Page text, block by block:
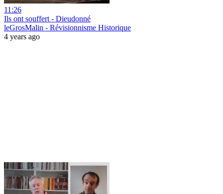
11:26
Ils ont souffert - Dieudonné
leGrosMalin - Révisionnisme Historique
4 years ago